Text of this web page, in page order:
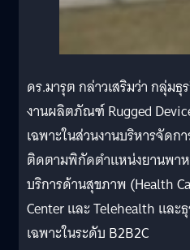
ดร.มารุต กล่าวเสริมว่า กลุ่ม
งานผลิตภัณฑ์ Rugged
เฉพาะในส่วนงานบริหารจัด
ติดตามพิกัดตำแหน่งยานพาห
บริการด้านสุขภาพ (Health
Center และ Telehealth แล
เฉพาะในระดับ B2B2C